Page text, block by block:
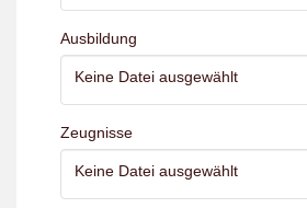
Ausbildung
Keine Datei ausgewählt
Zeugnisse
Keine Datei ausgewählt